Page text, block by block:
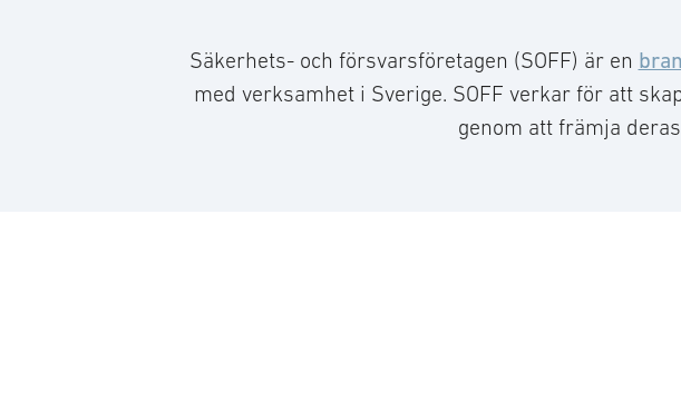
Säkerhets- och försvarsföretagen (SOFF) är en
med verksamhet i Sverige. SOFF verkar för att
genom att främja